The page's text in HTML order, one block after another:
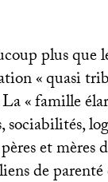
plus que
«quasi
«famille
sociabilités,
et mères
de